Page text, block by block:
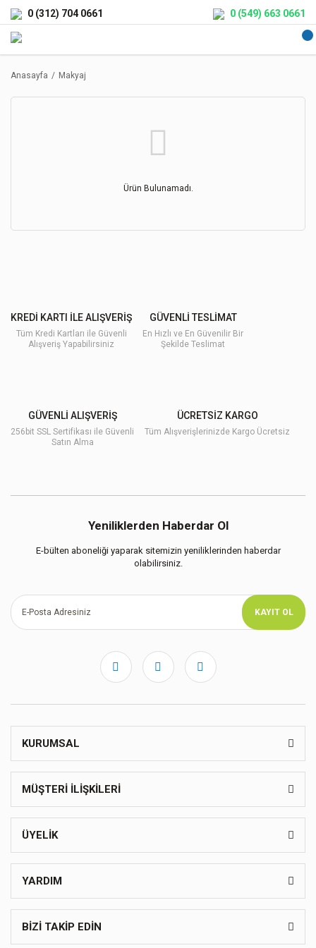
0 (312) 704 0661 0 (549) 663 0661
Anasayfa Makyaj
Ürün Bulunamadı.
KREDİ KARTI İLE ALIŞVERİŞ
Tüm Kredi Kartları ile Güvenli
Alışveriş Yapabilirsiniz
GÜVENLİ TESLİMAT
En Hızlı ve En Güvenilir Bir
Şekilde Teslimat
GÜVENLİ ALIŞVERİŞ
256bit SSL Sertifikası ile Güvenli
Satın Alma
ÜCRETSİZ KARGO
Tüm Alışverişlerinizde Kargo Ücretsiz
Yeniliklerden Haberdar Ol
E-bülten aboneliği yaparak sitemizin yeniliklerinden haberdar
olabilirsiniz.
KAYIT OL
KURUMSAL
MÜŞTERİ İLİŞKİLERİ
ÜYELİK
YARDIM
BİZİ TAKİP EDİN